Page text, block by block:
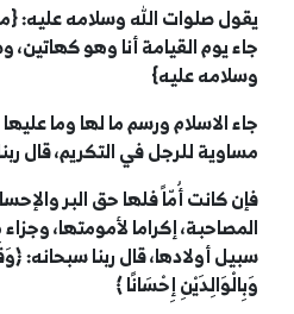
يقول صلوات الله وسلامه عليه:
جاء يوم القيامة أنا وهو
وسلامه عليه}
جاء الاسلام ورسم ما لها وما
مساوية للرجل في التكريم، قال
فإن كانت أُمّاً فلها حق البر
المصاحبة، إكراما لأمومتها،
سبيل أولادها، قال ربنا سبحانه:﴿
وَبِالْوَالِدَيْنِ إِحْسَانًا﴾